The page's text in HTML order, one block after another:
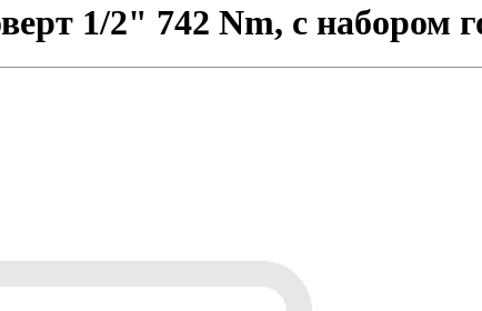
1/2" 742 Nm, с набором